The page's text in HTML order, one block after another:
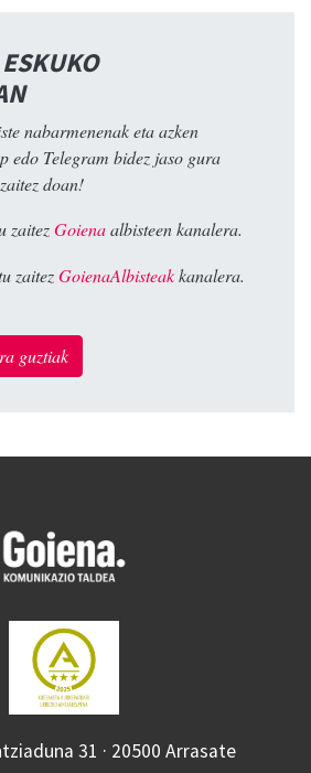
nabarmenenak eta azken
edo Telegram bidez jaso gura
doan!
zaitezGoienaalbisteen kanalera.
zaitezGoienaAlbisteakkanalera.
guztiak
31 · 20500 Arrasate